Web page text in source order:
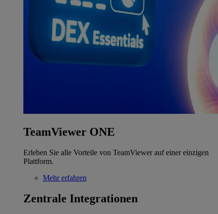
TeamViewer ONE
Erleben Sie alle Vorteile von TeamViewer auf einer einzigen
Plattform.
Mehr erfahren
Zentrale Integrationen